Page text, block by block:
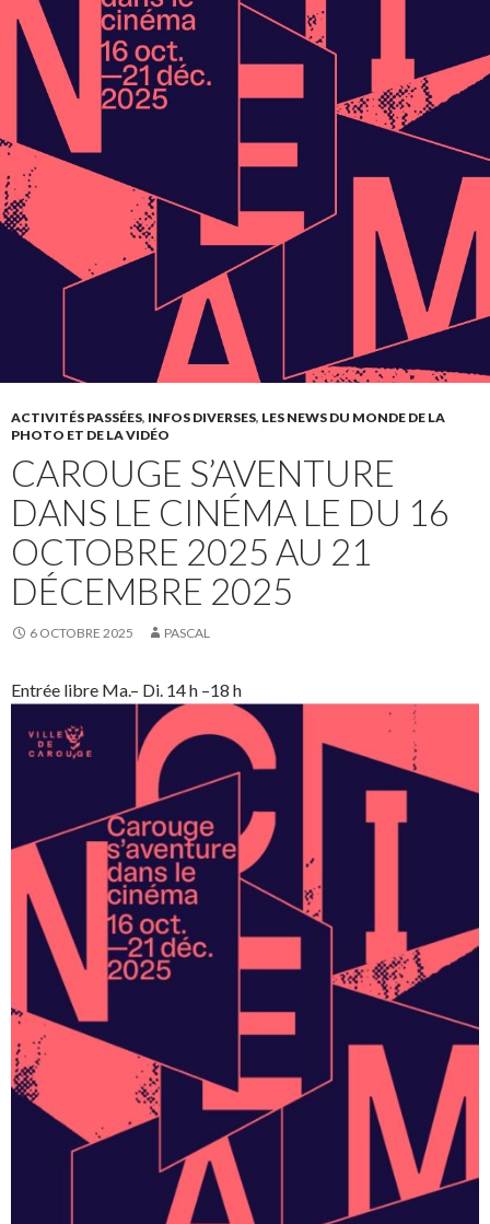
ACTIVITÉS PASSÉES, INFOS DIVERSES, LES NEWS DU MONDE DE LA
PHOTO ET DE LA VIDÉO
CAROUGE S’AVENTURE
DANS LE CINÉMA LE DU 16
OCTOBRE 2025 AU 21
DÉCEMBRE 2025
6 OCTOBRE 2025 PASCAL
Entrée libre Ma.– Di. 14 h –18 h